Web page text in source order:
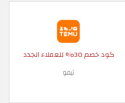
كود خصم 30% للعملاء الجدد
تيمو